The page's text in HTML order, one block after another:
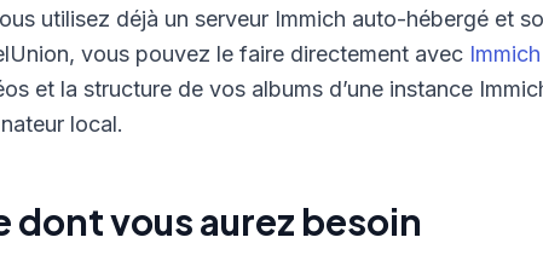
utilisez déjà un serveur Immich auto-hébergé et
vous pouvez le faire directement avec
et la structure de vos albums d’une instance
local.
dont vous aurez besoin